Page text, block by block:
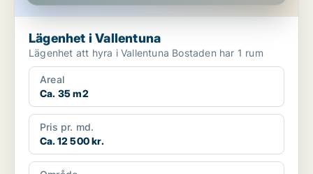
Lägenhet i Vallentuna
Lägenhet att hyra i Vallentuna Bostaden har 1 rum
Areal
Ca. 35 m2
Pris pr. md.
Ca. 12 500 kr.